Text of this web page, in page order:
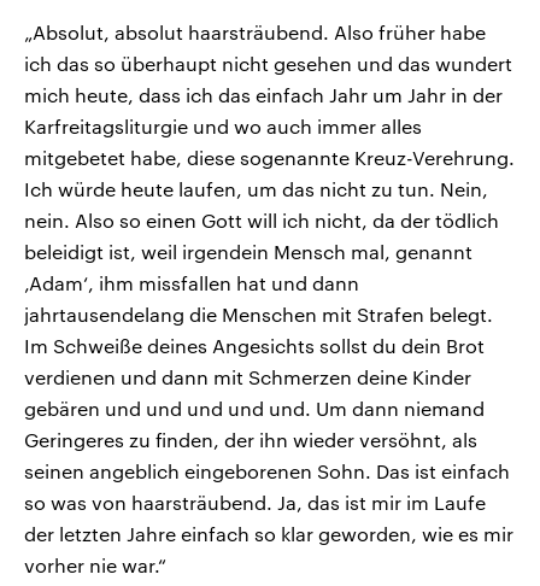
„Absolut, absolut haarsträubend. Also früher habe
ich das so überhaupt nicht gesehen und das wundert
mich heute, dass ich das einfach Jahr um Jahr in der
Karfreitagsliturgie und wo auch immer alles
mitgebetet habe, diese sogenannte Kreuz-Verehrung.
Ich würde heute laufen, um das nicht zu tun. Nein,
nein. Also so einen Gott will ich nicht, da der tödlich
beleidigt ist, weil irgendein Mensch mal, genannt
‚Adam‘, ihm missfallen hat und dann
jahrtausendelang die Menschen mit Strafen belegt.
Im Schweiße deines Angesichts sollst du dein Brot
verdienen und dann mit Schmerzen deine Kinder
gebären und und und und und. Um dann niemand
Geringeres zu finden, der ihn wieder versöhnt, als
seinen angeblich eingeborenen Sohn. Das ist einfach
so was von haarsträubend. Ja, das ist mir im Laufe
der letzten Jahre einfach so klar geworden, wie es mir
vorher nie war.“